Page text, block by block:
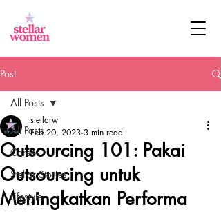
Post
All Posts
Career
Stellar Stories
Lifestyle
All Posts
Outsourcing 101: Pakai
Outsourcing untuk
Meningkatkan Performa
stellarw
Feb 20, 2023 3 min read